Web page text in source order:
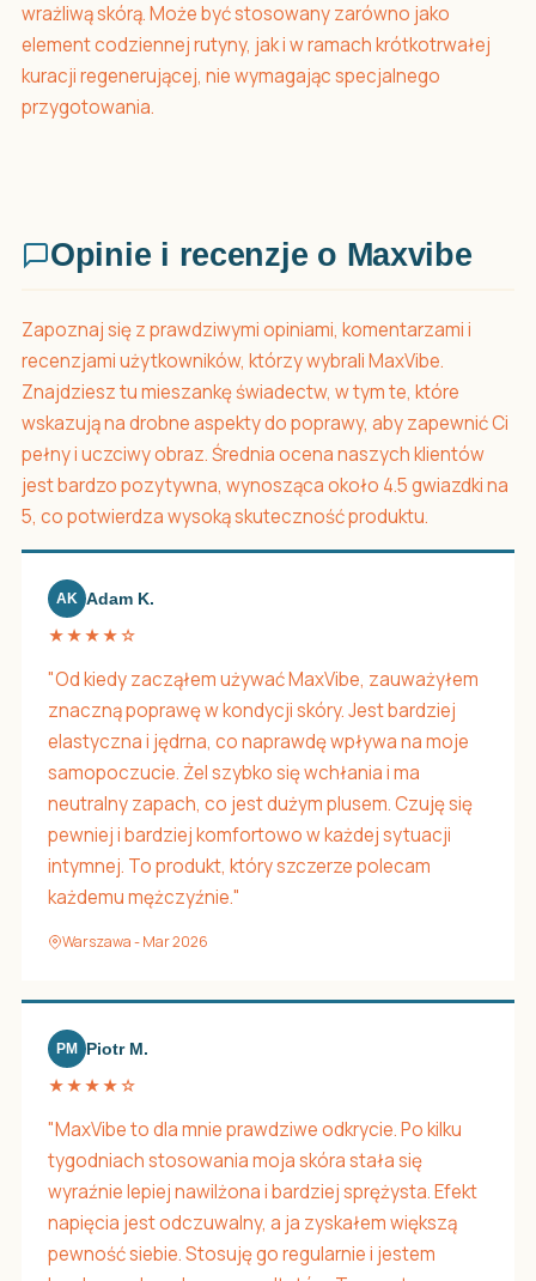
wrażliwą skórą. Może być stosowany zarówno jako
element codziennej rutyny, jak i w ramach krótkotrwałej
kuracji regenerującej, nie wymagając specjalnego
przygotowania.
Opinie i recenzje o Maxvibe
Zapoznaj się z prawdziwymi opiniami, komentarzami i
recenzjami użytkowników, którzy wybrali MaxVibe.
Znajdziesz tu mieszankę świadectw, w tym te, które
wskazują na drobne aspekty do poprawy, aby zapewnić Ci
pełny i uczciwy obraz. Średnia ocena naszych klientów
jest bardzo pozytywna, wynosząca około 4.5 gwiazdki na
5, co potwierdza wysoką skuteczność produktu.
AK Adam K.
★★★★☆
"Od kiedy zacząłem używać MaxVibe, zauważyłem
znaczną poprawę w kondycji skóry. Jest bardziej
elastyczna i jędrna, co naprawdę wpływa na moje
samopoczucie. Żel szybko się wchłania i ma
neutralny zapach, co jest dużym plusem. Czuję się
pewniej i bardziej komfortowo w każdej sytuacji
intymnej. To produkt, który szczerze polecam
każdemu mężczyźnie."
Warszawa - Mar 2026
PM Piotr M.
★★★★☆
"MaxVibe to dla mnie prawdziwe odkrycie. Po kilku
tygodniach stosowania moja skóra stała się
wyraźnie lepiej nawilżona i bardziej sprężysta. Efekt
napięcia jest odczuwalny, a ja zyskałem większą
pewność siebie. Stosuję go regularnie i jestem